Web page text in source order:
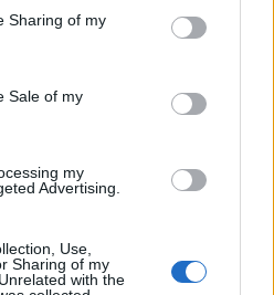
behaviour. You may click to
and its third-party tags to
purposes in below Google
Sharing of my
Sale of my
my
Advertising.
Use,
Sharing of my
with the
FCAS
GPS συνδέεται
στο Νέο